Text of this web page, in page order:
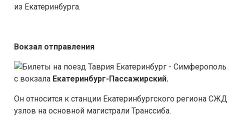
из Екатеринбурга.
Вокзал отправления
с вокзала Екатеринбург-Пассажирский.
Он относится к станции Екатеринбургского региона
узлов на основной магистрали Транссиба.